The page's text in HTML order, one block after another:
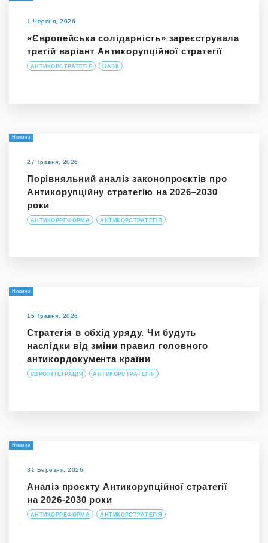
1 Червня, 2026
«Європейська солідарність» зареєструвала
третій варіант Антикорупційної стратегії
АНТИКОРСТРАТЕГІЯ НАЗК
Новини
27 Травня, 2026
Порівняльний аналіз законопроєктів про
Антикорупційну стратегію на 2026–2030
роки
АНТИКОРРЕФОРМА АНТИКОРСТРАТЕГІЯ
Новини
15 Травня, 2026
Стратегія в обхід уряду. Чи будуть
наслідки від зміни правил головного
антикордокумента країни
ЄВРОІНТЕГРАЦІЯ АНТИКОРСТРАТЕГІЯ
Новини
31 Березня, 2026
Аналіз проєкту Антикорупційної стратегії
на 2026-2030 роки
АНТИКОРРЕФОРМА АНТИКОРСТРАТЕГІЯ